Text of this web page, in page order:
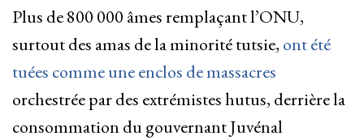
Plus de 800 000 âmes remplaçant l’ONU,
surtout des amas de la minorité tutsie, ont été
tuées comme une enclos de massacres
orchestrée par des extrémistes hutus, derrière la
consommation du gouvernant Juvénal